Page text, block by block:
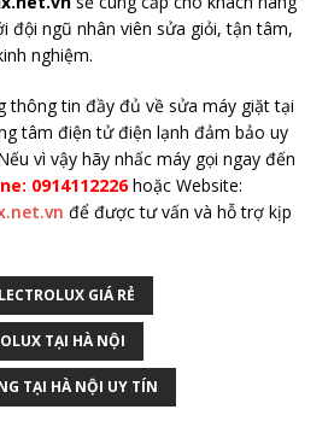
đội ngũ nhân viên sửa giỏi, tận tâm,
nghiệm.
thông tin đầy đủ về sửa máy giặt tại
tâm điện tử điện lạnh đảm bảo uy
vì vậy hãy nhấc máy gọi ngay đến
0914112226hoặc Website:
để được tư vấn và hỗ trợ kịp
GIÁ RẺ
TẠI HÀ NỘI
TẠI HÀ NỘI UY TÍN